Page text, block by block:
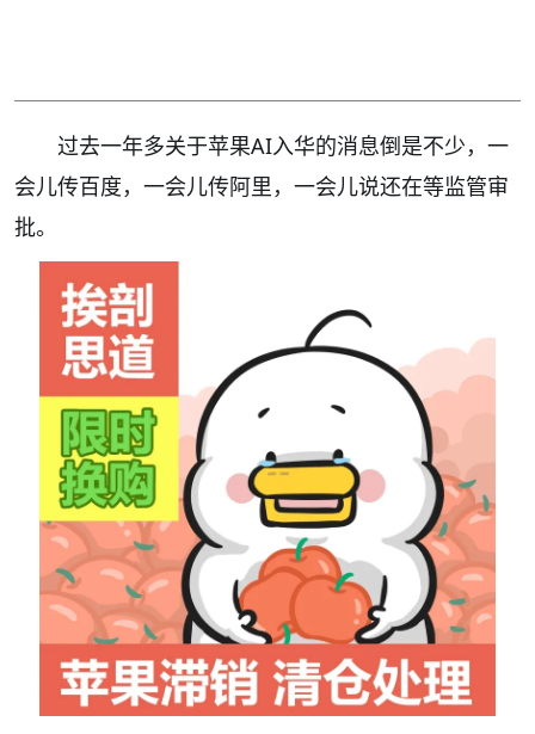
过去一年多关于苹果AI入华的消息倒是不少，一
会儿传百度，一会儿传阿里，一会儿说还在等监管审
批。